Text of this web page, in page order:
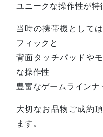
ユニークな操作性が特
当時の携帯機として
フィックと
背面タッチパッドや
な操作性
豊富なゲームラインナ
大切なお品物ご成約
ます。